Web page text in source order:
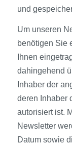
und
Um unseren
benötigen Sie
Ihnen
dahingehend
Inhaber der
deren Inhaber
autorisiert ist.
Newsletter
Datum sowie